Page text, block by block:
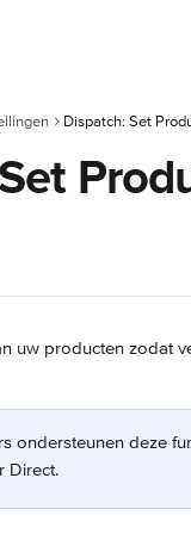
Dispatch: Set
uw producten zodat
ondersteunen deze
Direct.